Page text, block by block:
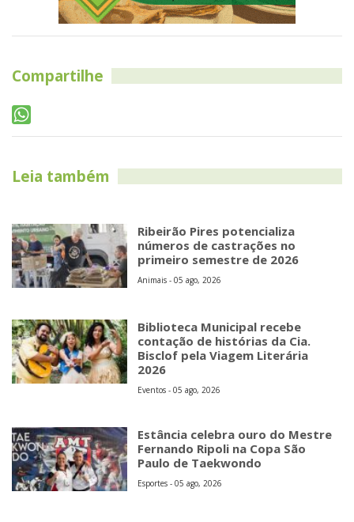
Compartilhe
Leia também
Ribeirão Pires potencializa
números de castrações no
primeiro semestre de 2026
Animais - 05 ago, 2026
Biblioteca Municipal recebe
contação de histórias da Cia.
Bisclof pela Viagem Literária
2026
Eventos - 05 ago, 2026
Estância celebra ouro do Mestre
Fernando Ripoli na Copa São
Paulo de Taekwondo
Esportes - 05 ago, 2026